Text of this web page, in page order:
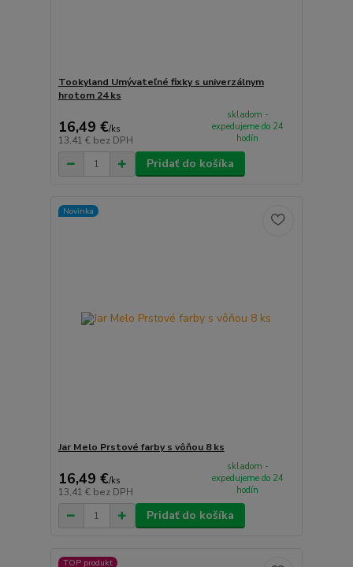
Tookyland Umývateľné fixky s univerzálnym
hrotom 24 ks
16,49 €/ks
13,41 € bez DPH
skladom -
expedujeme do 24
hodín
Pridať do košíka
Novinka
Jar Melo Prstové farby s vôňou 8 ks
16,49 €/ks
13,41 € bez DPH
skladom -
expedujeme do 24
hodín
Pridať do košíka
TOP produkt